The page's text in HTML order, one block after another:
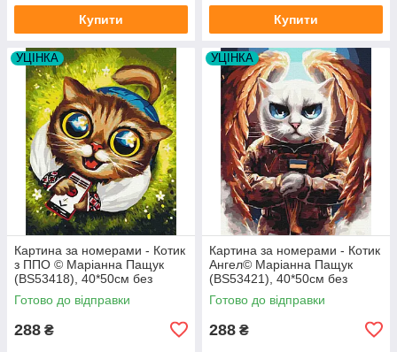
Купити Купити
УЦІНКА
Картина за номерами - Котик
з ППО © Маріанна Пащук
(BS53418), 40*50см без
коробки
Готово до відправки
288 ₴
УЦІНКА
Картина за номерами - Котик
Ангел© Маріанна Пащук
(BS53421), 40*50см без
коробки
Готово до відправки
288 ₴